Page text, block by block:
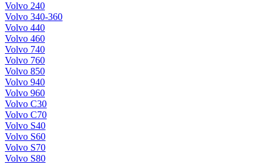
Volvo 240
Volvo 340-360
Volvo 440
Volvo 460
Volvo 740
Volvo 760
Volvo 850
Volvo 940
Volvo 960
Volvo C30
Volvo C70
Volvo S40
Volvo S60
Volvo S70
Volvo S80